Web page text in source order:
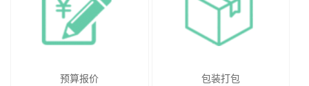
预算报价 包装打包